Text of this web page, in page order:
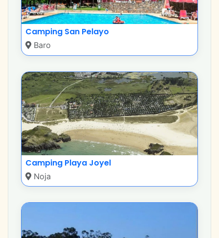
Camping San Pelayo
Baro
Camping Playa Joyel
Noja